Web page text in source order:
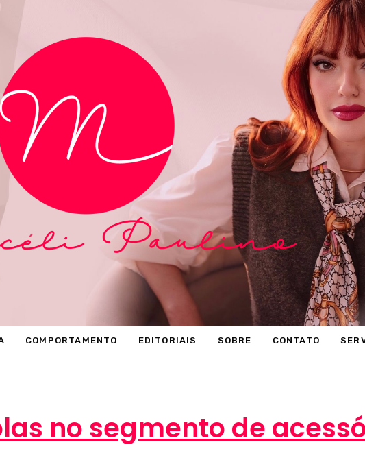
COMPORTAMENTO EDITORIAIS SOBRE CONTATO
no segmento de